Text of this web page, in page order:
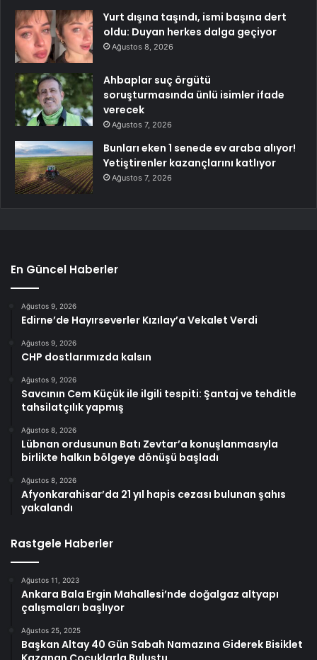
Yurt dışına taşındı, ismi başına dert
oldu: Duyan herkes dalga geçiyor
Ağustos 8, 2026
Ahbaplar suç örgütü
soruşturmasında ünlü isimler ifade
verecek
Ağustos 7, 2026
Bunları eken 1 senede ev araba alıyor!
Yetiştirenler kazançlarını katlıyor
Ağustos 7, 2026
En Güncel Haberler
Ağustos 9, 2026
Edirne’de Hayırseverler Kızılay’a Vekalet Verdi
Ağustos 9, 2026
CHP dostlarımızda kalsın
Ağustos 9, 2026
Savcının Cem Küçük ile ilgili tespiti: Şantaj ve tehditle
tahsilatçılık yapmış
Ağustos 8, 2026
Lübnan ordusunun Batı Zevtar’a konuşlanmasıyla
birlikte halkın bölgeye dönüşü başladı
Ağustos 8, 2026
Afyonkarahisar’da 21 yıl hapis cezası bulunan şahıs
yakalandı
Rastgele Haberler
Ağustos 11, 2023
Ankara Bala Ergin Mahallesi’nde doğalgaz altyapı
çalışmaları başlıyor
Ağustos 25, 2025
Başkan Altay 40 Gün Sabah Namazına Giderek Bisiklet